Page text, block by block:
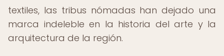
textiles, las tribus nómadas han dejado una
marca indeleble en la historia del arte y la
arquitectura de la región.